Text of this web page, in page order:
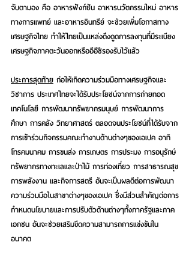
จับตามอง คือ อาหารฟังก์ชัน อาหารนวัตกรรมใหม่ อาหาร
ทางการแพทย์ และอาหารอินทรีย์ จะช่วยเพิ่มโอกาสทาง
เศรษฐกิจไทย ทำให้ไทยเป็นแหล่งดึงดูดการลงทุนที่มีระเบียง
เศรษฐกิจภาคตะวันออกหรืออีอีซีรองรับไว้แล้ว
ประการสุดท้าย ก่อให้เกิดความร่วมมือทางเศรษฐกิจและ
วิชาการ ประเทศไทยจะได้รับประโยชน์จากการถ่ายทอด
เทคโนโลยี การพัฒนาทรัพยากรมนุษย์ การพัฒนาการ
ศึกษา การคลัง วิทยาศาสตร์ ตลอดจนประโยชน์ที่ได้รับจาก
การเข้าร่วมกิจกรรมคณะทำงานด้านต่างๆของเอเปค อาทิ
โทรคมนาคม การขนส่ง การเกษตร การประมง การอนุรักษ์
ทรัพยากรทางทะเลและป่าไม้ การท่องเที่ยว การสาธารณสุข
การพลังงาน และกิจการสตรี อันจะเป็นผลดีต่อการพัฒนา
ความร่วมมือในสาขาต่างๆของเอเปค ซึ่งมีส่วนสำคัญต่อการ
กำหนดนโยบายและการปรับตัวด้านต่างๆทั้งภาครัฐและภาค
เอกชน อันจะช่วยเสริมขีดความสามารถการแข่งขันใน
อนาคต